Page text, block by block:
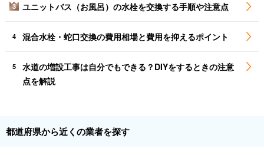
3 ユニットバス（お風呂）の水栓を交換する手順や注意点
4 混合水栓・蛇口交換の費用相場と費用を抑えるポイント
5
水道の増設工事は自分でもできる？DIYをするときの注意
点を解説
都道府県から近くの業者を探す